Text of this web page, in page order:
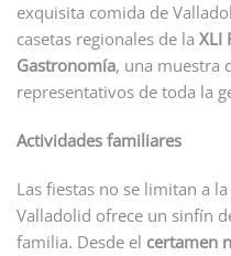
exquisita comida de
casetas regionales de la XLI
Gastronomía, una muestra
representativos de toda la
Actividades familiares
Las fiestas no se limitan a
Valladolid ofrece un sinfín
familia. Desde el certamen